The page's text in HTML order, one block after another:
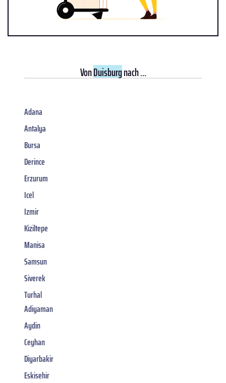
VonDuisburgnach ...
Adana
Antalya
Bursa
Derince
Erzurum
Icel
Izmir
Kiziltepe
Manisa
Samsun
Siverek
Turhal
Adiyaman
Aydin
Ceyhan
Diyarbakir
Eskisehir